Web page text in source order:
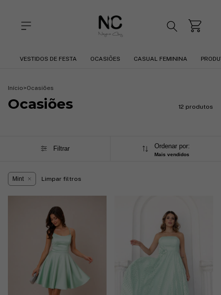
VESTIDOS DE FESTA OCASIÕES CASUAL FEMININA
Início>Ocasiões
Ocasiões 12 produtos
Filtrar Ordenar por:
Mais vendidos
Mint Limpar filtros